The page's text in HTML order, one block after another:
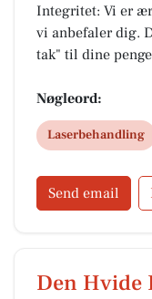
Integritet: Vi er
vi anbefaler dig.
tak" til dine
unødigt - på
mødt med
behandlere er
registrerede hos
Nøgleord:
Laserbehandling
Send email
Den Hvide